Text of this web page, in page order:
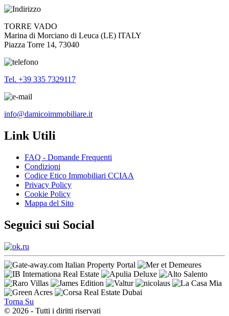
TORRE VADO
Marina di Morciano di Leuca (LE) ITALY
Piazza Torre 14, 73040
Tel. +39 335 7329117
info@damicoimmobiliare.it
Link Utili
FAQ - Domande Frequenti
Condizioni
Codice Etico Immobiliari CCIAA
Privacy Policy
Cookie Policy
Mappa del Sito
Seguici sui Social
Torna Su
© 2026 - Tutti i diritti riservati